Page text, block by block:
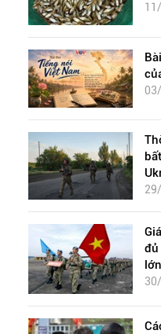
đủ